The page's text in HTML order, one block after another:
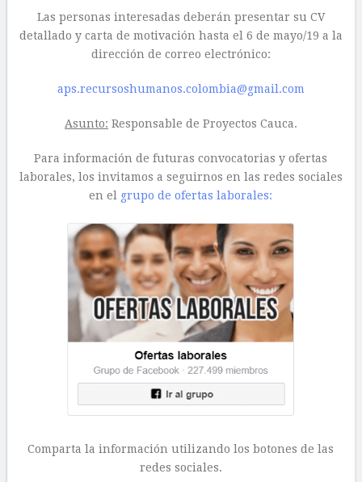
Las personas interesadas deberán presentar su CV
detallado y carta de motivación hasta el 6 de mayo/19 a la
dirección de correo electrónico:
aps.recursoshumanos.colombia@gmail.com
Asunto: Responsable de Proyectos Cauca.
Para información de futuras convocatorias y ofertas
laborales, los invitamos a seguirnos en las redes sociales
en el grupo de ofertas laborales:
Comparta la información utilizando los botones de las
redes sociales.